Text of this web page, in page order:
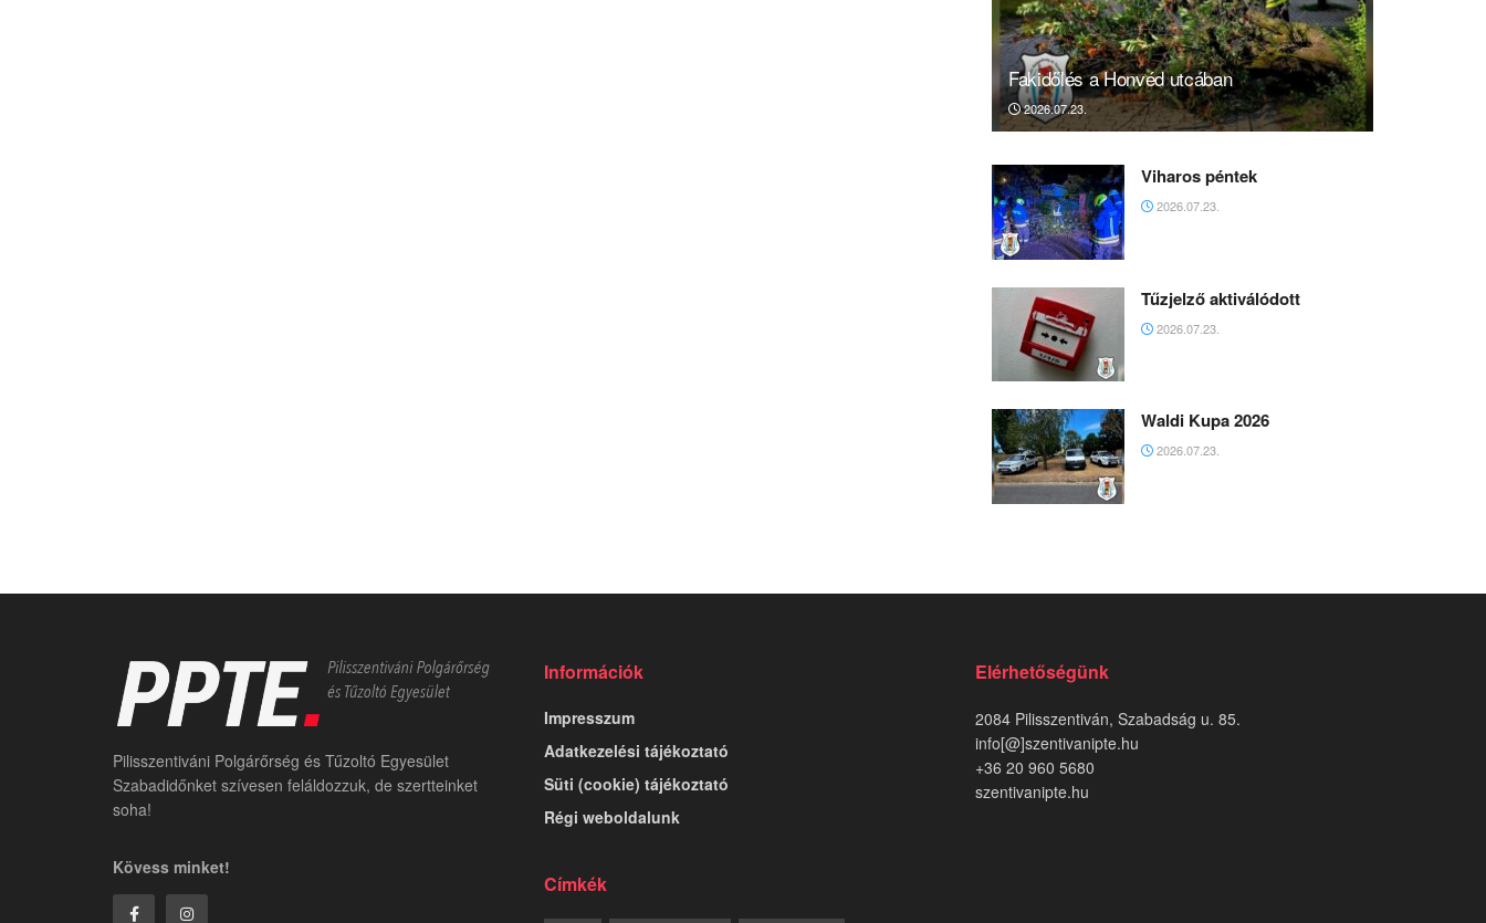
Fakidőlés a Honvéd utcában
2026.07.23.
Viharos péntek
2026.07.23.
Tűzjelző aktiválódott
2026.07.23.
Waldi Kupa 2026
2026.07.23.
Pilisszentiváni Polgárőrség és Tűzoltó Egyesület
Szabadidőnket szívesen feláldozzuk, de szertteinket
soha!
Kövess minket!
Információk
Impresszum
Adatkezelési tájékoztató
Süti (cookie) tájékoztató
Régi weboldalunk
Címkék
Elérhetőségünk
2084 Pilisszentiván, Szabadság u. 85.
info[@]szentivanipte.hu
+36 20 960 5680
szentivanipte.hu